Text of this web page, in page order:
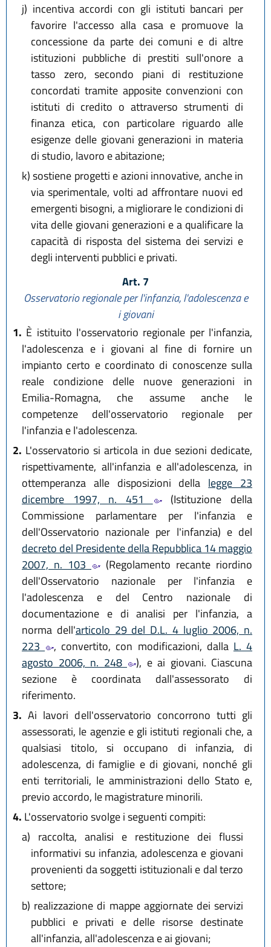
j) incentiva accordi con gli istituti bancari per
favorire l'accesso alla casa e promuove la
concessione da parte dei comuni e di altre
istituzioni pubbliche di prestiti sull'onore a
tasso zero, secondo piani di restituzione
concordati tramite apposite convenzioni con
istituti di credito o attraverso strumenti di
finanza etica, con particolare riguardo alle
esigenze delle giovani generazioni in materia
di studio, lavoro e abitazione;
k)sostiene progetti e azioni innovative, anche in
via sperimentale, volti ad affrontare nuovi ed
emergenti bisogni, a migliorare le condizioni di
vita delle giovani generazioni e a qualificare la
capacità di risposta del sistema dei servizi e
degli interventi pubblici e privati.
Art. 7
Osservatorio regionale per l'infanzia, l'adolescenza e
i giovani
1. È istituito l'osservatorio regionale per l'infanzia,
l'adolescenza e i giovani al fine di fornire un
impianto certo e coordinato di conoscenze sulla
reale condizione delle nuove generazioni in
Emilia-Romagna, che assume anche le
competenze dell'osservatorio regionale per
l'infanzia e l'adolescenza.
2. L'osservatorio si articola in due sezioni dedicate,
rispettivamente, all'infanzia e all'adolescenza, in
ottemperanza alle disposizioni della legge 23
dicembre 1997, n. 451
(Istituzione della
Commissione parlamentare per l'infanzia e
dell'Osservatorio nazionale per l'infanzia) e del
decreto del Presidente della Repubblica 14 maggio
2007, n. 103
(Regolamento recante riordino
dell'Osservatorio nazionale per l'infanzia e
l'adolescenza e del Centro nazionale di
documentazione e di analisi per l'infanzia, a
norma dell'articolo 29 del D.L. 4 luglio 2006, n.
223
, convertito, con modificazioni, dalla L. 4
agosto 2006, n. 248
), e ai giovani. Ciascuna
sezione è coordinata dall'assessorato di
riferimento.
3. Ai lavori dell'osservatorio concorrono tutti gli
assessorati, le agenzie e gli istituti regionali che, a
qualsiasi titolo, si occupano di infanzia, di
adolescenza, di famiglie e di giovani, nonché gli
enti territoriali, le amministrazioni dello Stato e,
previo accordo, le magistrature minorili.
4. L'osservatorio svolge i seguenti compiti:
a) raccolta, analisi e restituzione dei flussi
informativi su infanzia, adolescenza e giovani
provenienti da soggetti istituzionali e dal terzo
settore;
b) realizzazione di mappe aggiornate dei servizi
pubblici e privati e delle risorse destinate
all'infanzia, all'adolescenza e ai giovani;